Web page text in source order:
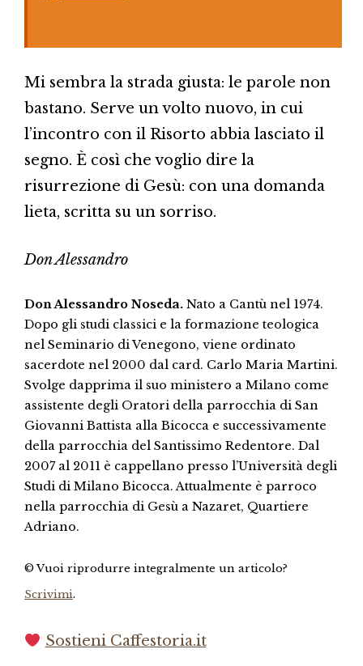
Mi sembra la strada giusta: le parole non
bastano. Serve un volto nuovo, in cui
l’incontro con il Risorto abbia lasciato il
segno. È così che voglio dire la
risurrezione di Gesù: con una domanda
lieta, scritta su un sorriso.
Don Alessandro
Don Alessandro Noseda. Nato a Cantù nel 1974.
Dopo gli studi classici e la formazione teologica
nel Seminario di Venegono, viene ordinato
sacerdote nel 2000 dal card. Carlo Maria Martini.
Svolge dapprima il suo ministero a Milano come
assistente degli Oratori della parrocchia di San
Giovanni Battista alla Bicocca e successivamente
della parrocchia del Santissimo Redentore. Dal
2007 al 2011 è cappellano presso l’Università degli
Studi di Milano Bicocca. Attualmente è parroco
nella parrocchia di Gesù a Nazaret, Quartiere
Adriano.
© Vuoi riprodurre integralmente un articolo?
Scrivimi.
Sostieni Caffestoria.it